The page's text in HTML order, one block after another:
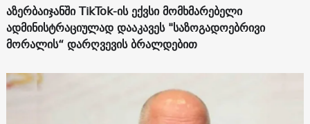
აზერბაიჯანში TikTok-ის ექვსი მომხმარებელი
ადმინისტრაციულად დააკავეს "საზოგადოებრივი
მორალის“ დარღვევის ბრალდებით